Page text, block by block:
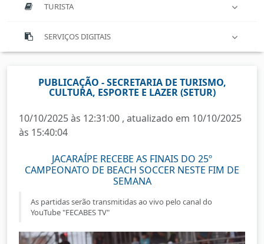
TURISTA
SERVIÇOS DIGITAIS
PUBLICAÇÃO - SECRETARIA DE TURISMO,
CULTURA, ESPORTE E LAZER (SETUR)
10/10/2025 às 12:31:00 , atualizado em 10/10/2025
às 15:40:04
JACARAÍPE RECEBE AS FINAIS DO 25º
CAMPEONATO DE BEACH SOCCER NESTE FIM DE
SEMANA
As partidas serão transmitidas ao vivo pelo canal do
YouTube "FECABES TV"